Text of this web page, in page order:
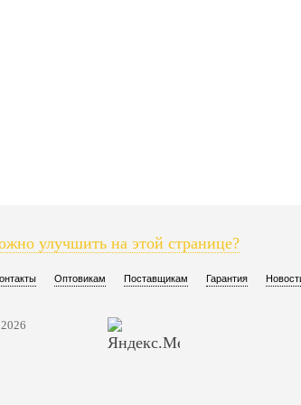
улучшить на этой странице?
Оптовикам Поставщикам Гарантия